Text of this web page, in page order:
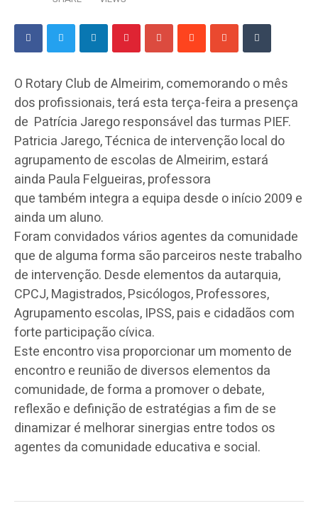
O Rotary Club de Almeirim, comemorando o mês
dos profissionais, terá esta terça-feira a presença
de Patrícia Jarego responsável das turmas PIEF.
Patricia Jarego, Técnica de intervenção local do
agrupamento de escolas de Almeirim, estará
ainda Paula Felgueiras, professora
que também integra a equipa desde o início 2009 e
ainda um aluno.
Foram convidados vários agentes da comunidade
que de alguma forma são parceiros neste trabalho
de intervenção. Desde elementos da autarquia,
CPCJ, Magistrados, Psicólogos, Professores,
Agrupamento escolas, IPSS, pais e cidadãos com
forte participação cívica.
Este encontro visa proporcionar um momento de
encontro e reunião de diversos elementos da
comunidade, de forma a promover o debate,
reflexão e definição de estratégias a fim de se
dinamizar é melhorar sinergias entre todos os
agentes da comunidade educativa e social.